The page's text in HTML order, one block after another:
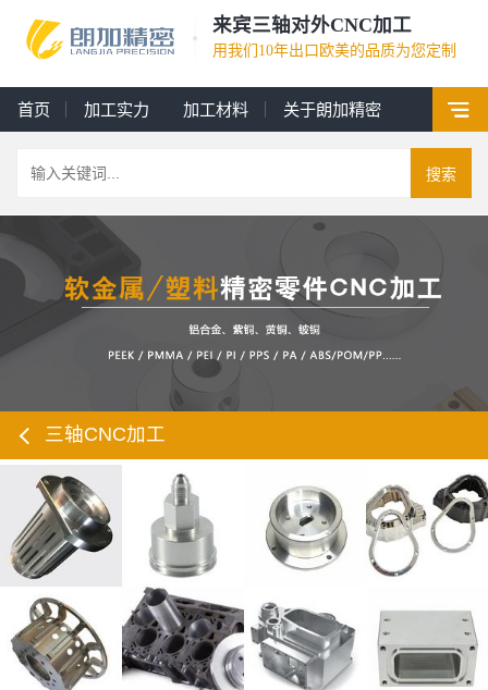
来宾三轴对外CNC加工
用我们10年出口欧美的品质为您定制
首页 加工实力 加工材料 关于朗加精密
搜索
三轴CNC加工